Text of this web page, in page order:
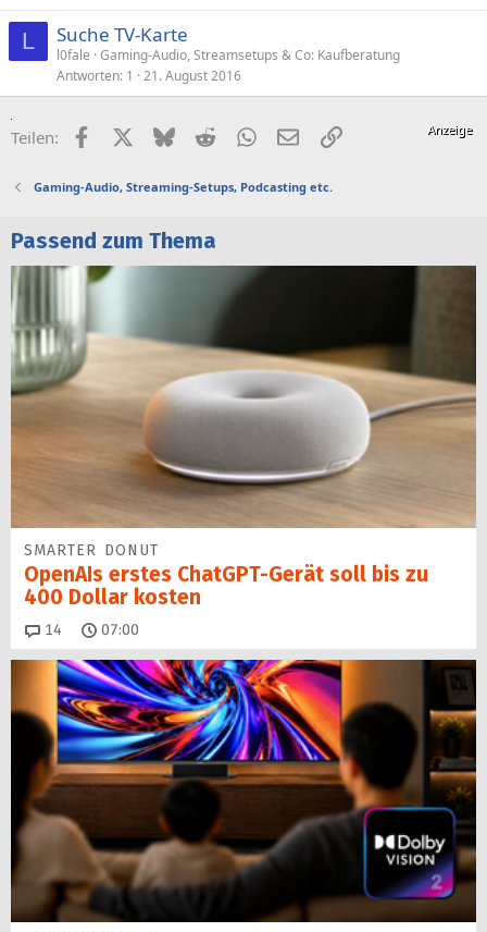
L Suche TV-Karte
l0fale Gaming-Audio, Streamsetups & Co: Kaufberatung
Antworten 1 21. August 2016
Teilen: FacebookX (Twitter)
BlueskyRedditWhatsApp
E-MailLink
Gaming-Audio, Streaming-Setups, Podcasting etc.
Passend zum Thema
SMARTER DONUT
OpenAIs erstes ChatGPT-Gerät soll bis zu
400 Dollar kosten
14 Kommentare
07:00